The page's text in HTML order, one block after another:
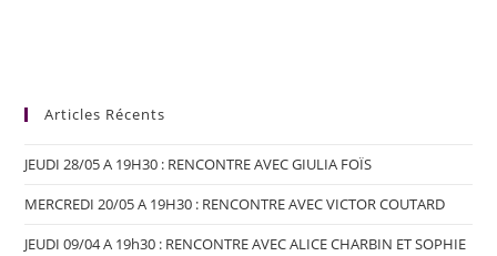
Articles Récents
JEUDI 28/05 A 19H30 : RENCONTRE AVEC GIULIA FOÏS
MERCREDI 20/05 A 19H30 : RENCONTRE AVEC VICTOR COUTARD
JEUDI 09/04 A 19h30 : RENCONTRE AVEC ALICE CHARBIN ET SOPHIE